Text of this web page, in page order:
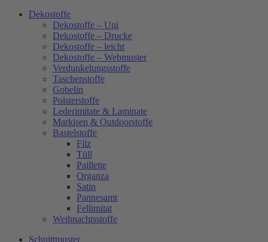
Dekostoffe
Dekostoffe – Uni
Dekostoffe – Drucke
Dekostoffe – leicht
Dekostoffe – Webmuster
Verdunkelungsstoffe
Taschenstoffe
Gobelin
Polsterstoffe
Lederimitate & Laminate
Markisen & Outdoorstoffe
Bastelstoffe
Filz
Tüll
Paillette
Organza
Satin
Pannesamt
Fellimitat
Weihnachtsstoffe
Schnittmuster